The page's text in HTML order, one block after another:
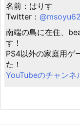
名前：はりす
Twitter：
南端の島に在住、
す！
PS4以外の家庭用ゲ
た！
YouTubeのチャンネ